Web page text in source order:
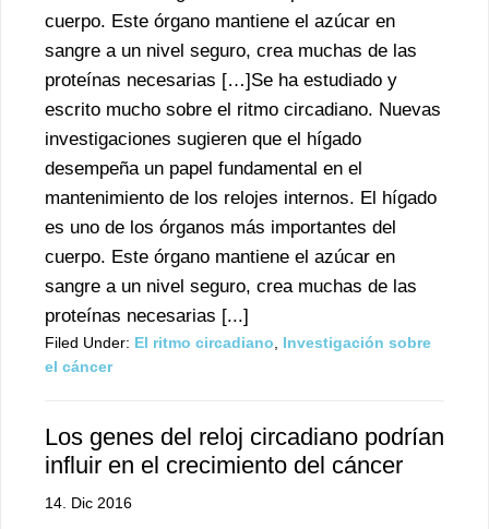
cuerpo. Este órgano mantiene el azúcar en
sangre a un nivel seguro, crea muchas de las
proteínas necesarias […]Se ha estudiado y
escrito mucho sobre el ritmo circadiano. Nuevas
investigaciones sugieren que el hígado
desempeña un papel fundamental en el
mantenimiento de los relojes internos. El hígado
es uno de los órganos más importantes del
cuerpo. Este órgano mantiene el azúcar en
sangre a un nivel seguro, crea muchas de las
proteínas necesarias [...]
Filed Under: El ritmo circadiano
Investigación sobre
el cáncer
Los genes del reloj circadiano podrían
influir en el crecimiento del cáncer
14. Dic 2016